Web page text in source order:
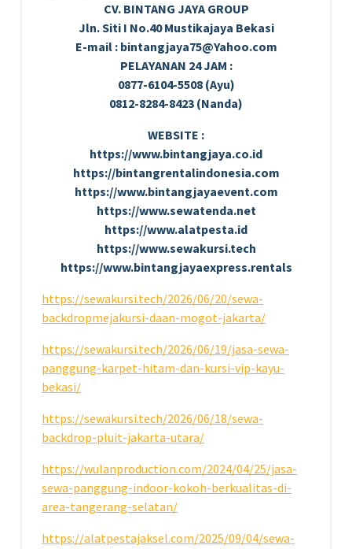
CV. BINTANG JAYA GROUP
Jln. Siti I No.40 Mustikajaya Bekasi
E-mail : bintangjaya75@Yahoo.com
PELAYANAN 24 JAM :
0877-6104-5508 (Ayu)
0812-8284-8423 (Nanda)
WEBSITE :
https://www.bintangjaya.co.id
https://bintangrentalindonesia.com
https://www.bintangjayaevent.com
https://www.sewatenda.net
https://www.alatpesta.id
https://www.sewakursi.tech
https://www.bintangjayaexpress.rentals
https://sewakursi.tech/2026/06/20/sewa-
backdropmejakursi-daan-mogot-jakarta/
https://sewakursi.tech/2026/06/19/jasa-sewa-
panggung-karpet-hitam-dan-kursi-vip-kayu-
bekasi/
https://sewakursi.tech/2026/06/18/sewa-
backdrop-pluit-jakarta-utara/
https://wulanproduction.com/2024/04/25/jasa-
sewa-panggung-indoor-kokoh-berkualitas-di-
area-tangerang-selatan/
https://alatpestajaksel.com/2025/09/04/sewa-